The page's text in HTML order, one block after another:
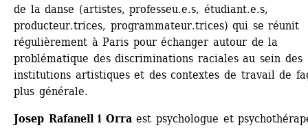
de la danse (artistes, professeu.e.s, étudiant.e.s,
producteur.trices, programmateur.trices) qui se réunit
régulièrement à Paris pour échanger autour de la
problématique des discriminations raciales au sein des
institutions artistiques et des contextes de travail de
plus générale.
Josep Rafanell i Orraest psychologue et